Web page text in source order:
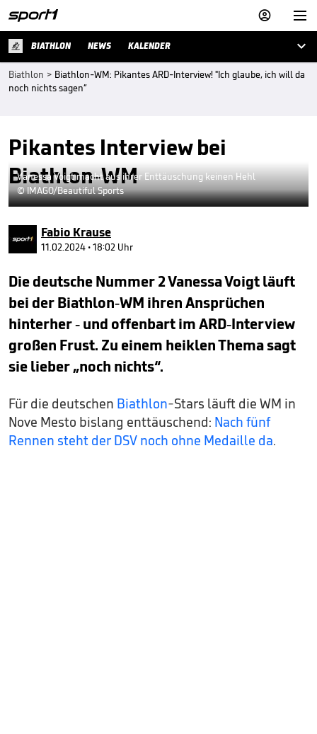


BIATHLON NEWS KALENDER 
Biathlon > Biathlon-WM: Pikantes ARD-Interview! "Ich glaube, ich will da
noch nichts sagen“
Pikantes Interview bei
Biathlon-WM
Vanessa Voigt macht aus ihrer Enttäuschung keinen Hehl
© IMAGO/Beautiful Sports
Fabio Krause
11.02.2024 • 18:02 Uhr
Die deutsche Nummer 2 Vanessa Voigt läuft
bei der Biathlon-WM ihren Ansprüchen
hinterher - und offenbart im ARD-Interview
großen Frust. Zu einem heiklen Thema sagt
sie lieber „noch nichts“.
Für die deutschen Biathlon-Stars läuft die WM in
Nove Mesto bislang enttäuschend: Nach fünf
Rennen steht der DSV noch ohne Medaille da.